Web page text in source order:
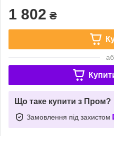
1 802 ₴
Що таке купити з Пром?
Замовлення під захистом